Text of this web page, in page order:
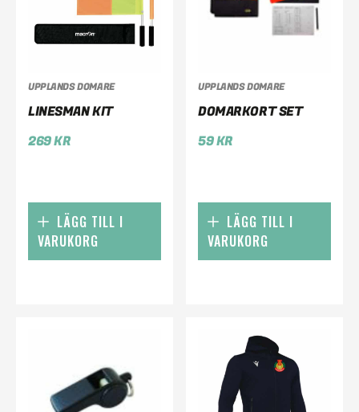
UPPLANDS DOMARE
LINESMAN KIT
269KR
LÄGG TILL I
VARUKORG
UPPLANDS DOMARE
DOMARKORT SET
59KR
LÄGG TILL I
VARUKORG